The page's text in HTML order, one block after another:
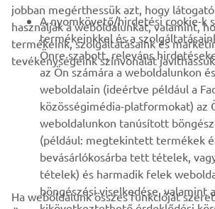
B2B
TÖBB YAMAHA
TÁMOGATÁS
HÍRLEVÉL
Legyél az elsők között, aki a legújabb
eseményekről, újdonságokról stb. értesül.
jobban megérthessük azt, hogy
használják a weboldalunkat, valamint,
termékeink, szolgáltatásaink és
tevékenységeink színvonalát
A nyomkövető/hirdetési cookie-k
termékeinkkel és a
Önre szabott, releváns
az Ön számára a weboldalunkon
weboldalain (ideértve például a
közösségimédia-platformokat) az
weboldalunkon tanúsított
(például: megtekintett termékek
bevásárlókosárba tett tételek,
tételek) és harmadik felek
böngészési viselkedése, valamint
Ha weboldalunk összes funkcióját